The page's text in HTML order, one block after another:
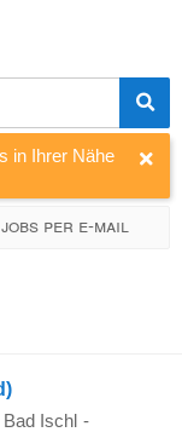
in Ihrer Nähe
Jobs per e-mail
Bad Ischl -